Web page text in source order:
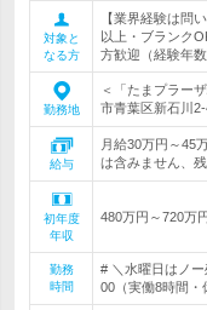
対象と
なる方
【業界経験は問
以上・ブランク
方歓迎（経験年数
勤務地
＜「たまプラー
市青葉区新石川
給与
月給30万円～45
は含みません、
初年度
年収
480万円～720万
勤務
時間
# ＼水曜日はノ
00（実働8時間・